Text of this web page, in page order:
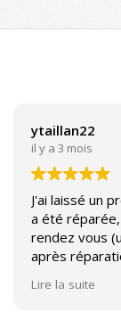
ytaillan22
il y a 3 mois
J'ai laissé un
a été
rendez vous
après
Lire la suite